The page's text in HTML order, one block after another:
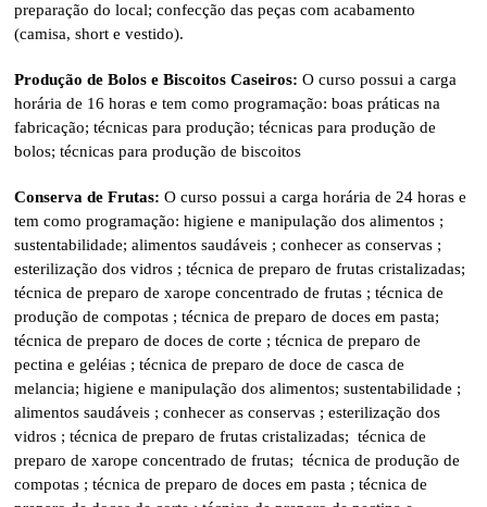
preparação do local; confecção das peças com acabamento
(camisa, short e vestido).
Produção de Bolos e Biscoitos Caseiros: O curso possui a carga
horária de 16 horas e tem como programação: boas práticas na
fabricação; técnicas para produção; técnicas para produção de
bolos; técnicas para produção de biscoitos
Conserva de Frutas: O curso possui a carga horária de 24 horas e
tem como programação: higiene e manipulação dos alimentos ;
sustentabilidade; alimentos saudáveis ; conhecer as conservas ;
esterilização dos vidros ; técnica de preparo de frutas cristalizadas;
técnica de preparo de xarope concentrado de frutas ; técnica de
produção de compotas ; técnica de preparo de doces em pasta;
técnica de preparo de doces de corte ; técnica de preparo de
pectina e geléias ; técnica de preparo de doce de casca de
melancia; higiene e manipulação dos alimentos; sustentabilidade ;
alimentos saudáveis ; conhecer as conservas ; esterilização dos
vidros ; técnica de preparo de frutas cristalizadas; técnica de
preparo de xarope concentrado de frutas; técnica de produção de
compotas ; técnica de preparo de doces em pasta ; técnica de